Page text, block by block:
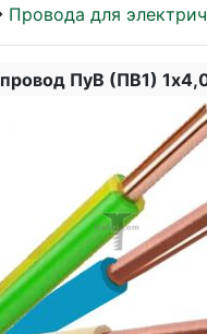
Провода для
провод ПуВ (ПВ1)